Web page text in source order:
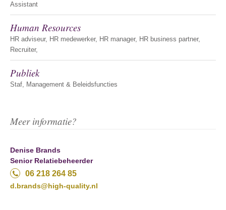
Assistant
Human Resources
HR adviseur, HR medewerker, HR manager, HR business partner,
Recruiter,
Publiek
Staf, Management & Beleidsfuncties
Meer informatie?
Denise Brands
Senior Relatiebeheerder
06 218 264 85
d.brands@high-quality.nl